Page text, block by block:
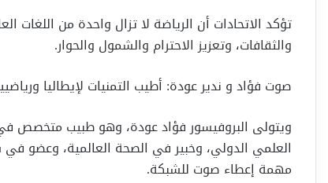
تؤكد الاتحادات أن الرياضة لا تزال واحدة من اللغات
والثقافات، وتعزيز الاحترام والشمول والحوار.
صوت فؤاد و ندير عودة: أطيب التمنيات لإيطاليا
ويتولى البروفيسور فؤاد عودة، وهو طبيب متخصص
مهمة إعطاء صوت للشبكة.